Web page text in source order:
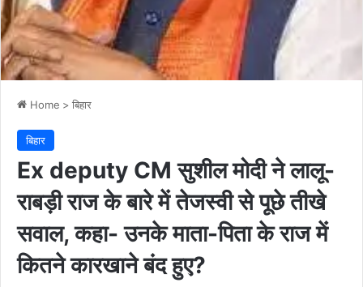
Home > बिहार
बिहार
Ex deputy CM सुशील मोदी ने लालू-
राबड़ी राज के बारे में तेजस्वी से पूछे तीखे
सवाल, कहा- उनके माता-पिता के राज में
कितने कारखाने बंद हुए?